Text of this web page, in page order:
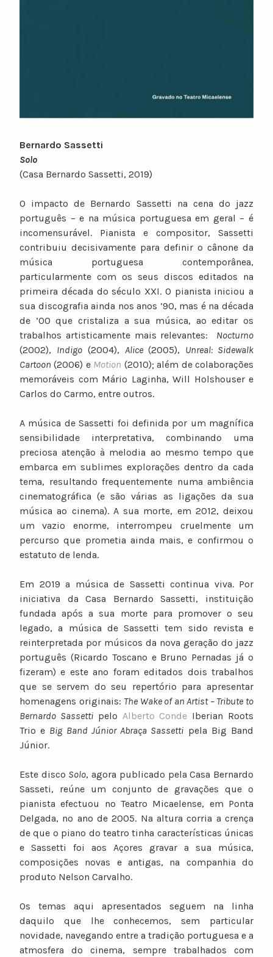
Bernardo Sassetti
Solo
(Casa Bernardo Sassetti, 2019)
O impacto de Bernardo Sassetti na cena do jazz
português – e na música portuguesa em geral – é
incomensurável. Pianista e compositor, Sassetti
contribuiu decisivamente para definir o cânone da
música portuguesa contemporânea,
particularmente com os seus discos editados na
primeira década do século XXI. O pianista iniciou a
sua discografia ainda nos anos ’90, mas é na década
de ’00 que cristaliza a sua música, ao editar os
trabalhos artisticamente mais relevantes: Nocturno
(2002), Indigo(2004), Alice(2005), Unreal: Sidewalk
Cartoon (2006) e Motion (2010); além de colaborações
memoráveis com Mário Laginha, Will Holshouser e
Carlos do Carmo, entre outros.
A música de Sassetti foi definida por um magnífica
sensibilidade interpretativa, combinando uma
preciosa atenção à melodia ao mesmo tempo que
embarca em sublimes explorações dentro da cada
tema, resultando frequentemente numa ambiência
cinematográfica (e são várias as ligações da sua
música ao cinema). A sua morte, em 2012, deixou
um vazio enorme, interrompeu cruelmente um
percurso que prometia ainda mais, e confirmou o
estatuto de lenda.
Em 2019 a música de Sassetti continua viva. Por
iniciativa da Casa Bernardo Sassetti, instituição
fundada após a sua morte para promover o seu
legado, a música de Sassetti tem sido revista e
reinterpretada por músicos da nova geração do jazz
português (Ricardo Toscano e Bruno Pernadas já o
fizeram) e este ano foram editados dois trabalhos
que se servem do seu repertório para apresentar
homenagens originais: The Wake of an Artist – Tribute to
Bernardo Sassettipelo Alberto Conde Iberian Roots
Trio e Big Band Júnior Abraça Sassetti pela Big Band
Júnior.
Este disco Solo, agora publicado pela Casa Bernardo
Sasseti, reúne um conjunto de gravações que o
pianista efectuou no Teatro Micaelense, em Ponta
Delgada, no ano de 2005. Na altura corria a crença
de que o piano do teatro tinha características únicas
e Sassetti foi aos Açores gravar a sua música,
composições novas e antigas, na companhia do
produto Nelson Carvalho.
Os temas aqui apresentados seguem na linha
daquilo que lhe conhecemos, sem particular
novidade, navegando entre a tradição portuguesa e a
atmosfera do cinema, sempre trabalhados com